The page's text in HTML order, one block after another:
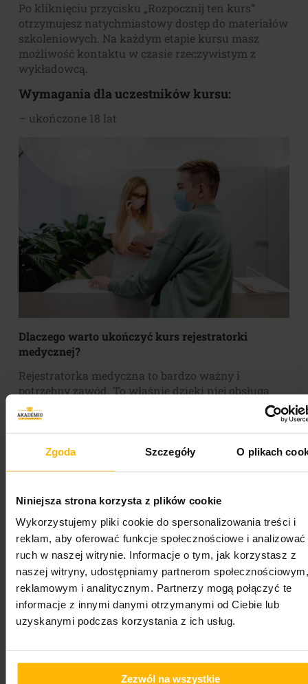
Zgoda Szczegóły O plikach
Niniejsza strona korzysta z plików cookie
Wykorzystujemy pliki cookie do spersonalizowania treści i
reklam, aby oferować funkcje społecznościowe i analizować
ruch w naszej witrynie. Informacje o tym, jak korzystasz z
naszej witryny, udostępniamy partnerom społecznościowym,
reklamowym i analitycznym. Partnerzy mogą połączyć te
informacje z innymi danymi otrzymanymi od Ciebie lub
uzyskanymi podczas korzystania z ich usług.
Zezwól na wszystkie
Po kliknięciu przycisku „Rozpocznij ten kurs”
otrzymujesz natychmiastowy dostęp do materiałów
szkoleniowych. Na każdym etapie kursu masz
możliwość kontaktu w czasie rzeczywistym z
wykładowcą.
Wymagania dla uczestników kursu:
– ukończone 18 lat
Dlaczego warto ukończyć kurs rejestratorki
medycznej?
Rejestratorka medyczna to bardzo ważny i
potrzebny zawód. To właśnie dzięki niej obsługa
pacjenta ma się dobrze i komfortowo. Po naszym
kursie zdobędziesz możliwość pracy w szpitalach,
gabinetach lekarskich, przychodniach, czy też
klinikach. Twoja pozycja na rynku pracy wzrośnie,
kwalifikacje.
Praca jako rejestratorka medyczna jest również
dosyć stabilna ze względu na to, że opieka
zdrowotna jest nieustannie potrzebna. To oznacza,
że personel medyczny w tym rejestratorki
medyczne są zawsze niezbędne. Dodatkowo po
naszym kursie zyskasz niezbędną wiedzę, aby
wykonywać ten zawód. Dowiesz się m.in. umawiać
na wizyty, prowadzić rejestracje pacjentów czy też